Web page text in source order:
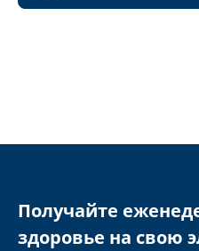
Получайте
здоровье на свою